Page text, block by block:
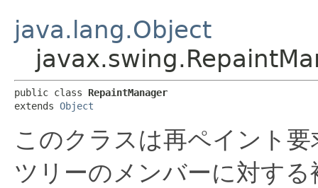
java.lang.Object
public class RepaintManager
extends Object
このクラスは再ペイント
ツリーのメンバーに対す